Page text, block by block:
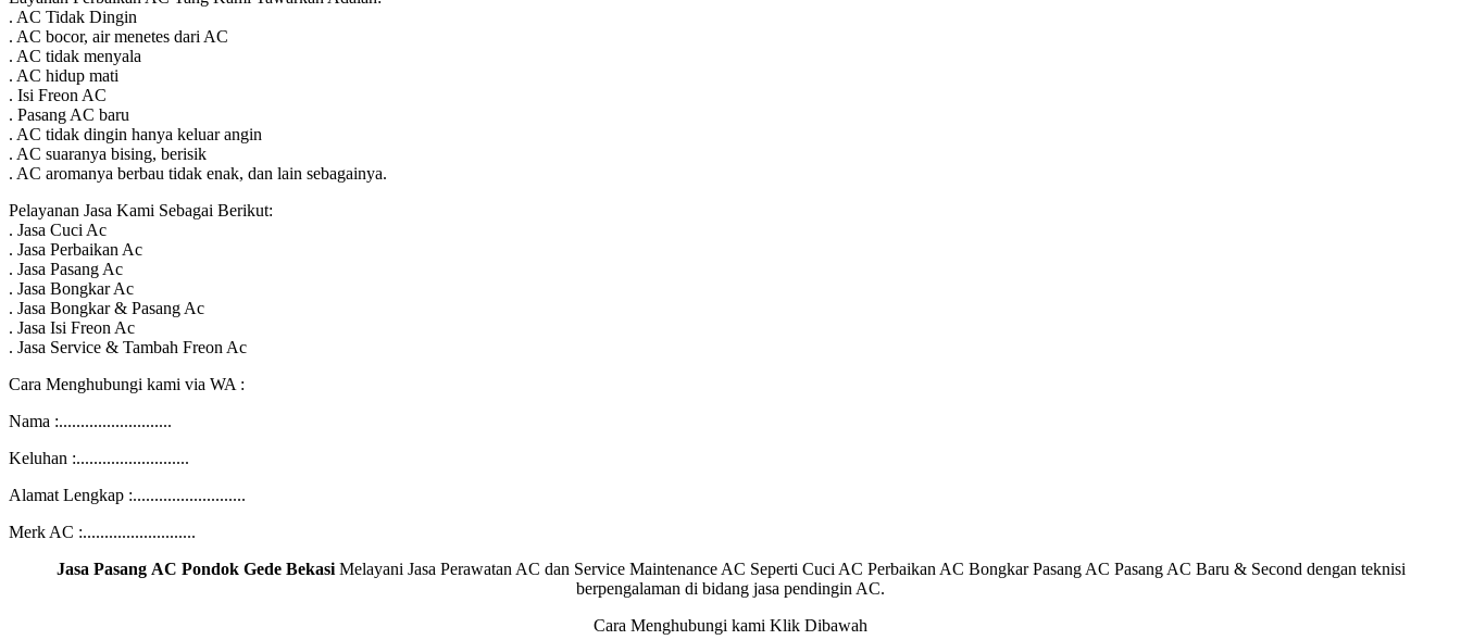
. AC Tidak Dingin
. AC bocor, air menetes dari AC
. AC tidak menyala
. AC hidup mati
. Isi Freon AC
. Pasang AC baru
. AC tidak dingin hanya keluar angin
. AC suaranya bising, berisik
. AC aromanya berbau tidak enak, dan lain sebagainya.
Pelayanan Jasa Kami Sebagai Berikut:
. Jasa Cuci Ac
. Jasa Perbaikan Ac
. Jasa Pasang Ac
. Jasa Bongkar Ac
. Jasa Bongkar & Pasang Ac
. Jasa Isi Freon Ac
. Jasa Service & Tambah Freon Ac
Cara Menghubungi kami via WA :
Nama :..........................
Keluhan :..........................
Alamat Lengkap :..........................
Merk AC :..........................
Jasa Pasang AC Pondok Gede BekasiMelayani Jasa Perawatan AC dan Service Maintenance AC Seperti Cuci AC Perbaikan AC Bongkar Pasang AC Pasang AC Baru & Second dengan teknisi
berpengalaman di bidang jasa pendingin AC.
Cara Menghubungi kami Klik Dibawah